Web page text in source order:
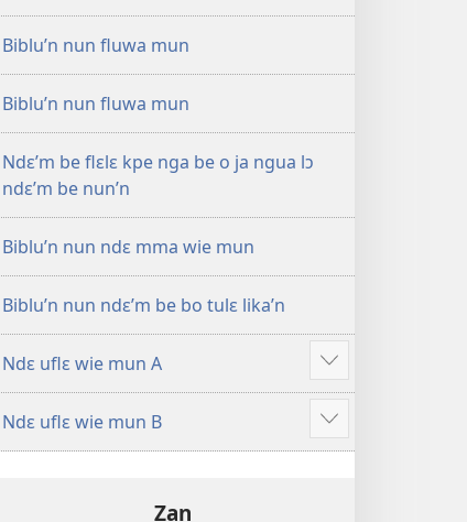
wafa'n
Ɲanmiɛn
Ndɛ’n
—
Mɛn
Uflɛ
Biblu’n
Biblu’n nun fluwa mun
Biblu’n nun fluwa mun
Ndɛ’m be flɛlɛ kpe nga be o ja ngua lɔ
ndɛ’m be nun’n
Biblu’n nun ndɛ mma wie mun
Biblu’n nun ndɛ’m be bo tulɛ lika’n
Ndɛ uflɛ wie mun A
Show
more
Ndɛ uflɛ wie mun B
Show
more
Zan